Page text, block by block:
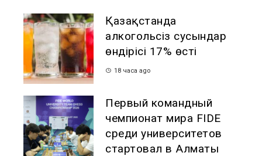
Қазақстанда
алкогольсіз сусындар
өндірісі 17% өсті
18 часа ago
Первый командный
чемпионат мира FIDE
среди университетов
стартовал в Алматы